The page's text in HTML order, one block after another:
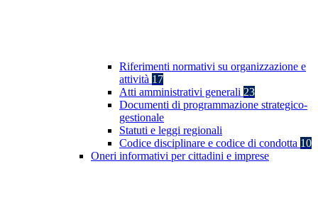
Riferimenti normativi su organizzazione e
attività 17
Atti amministrativi generali 23
Documenti di programmazione strategico-
gestionale
Statuti e leggi regionali
Codice disciplinare e codice di condotta 10
Oneri informativi per cittadini e imprese